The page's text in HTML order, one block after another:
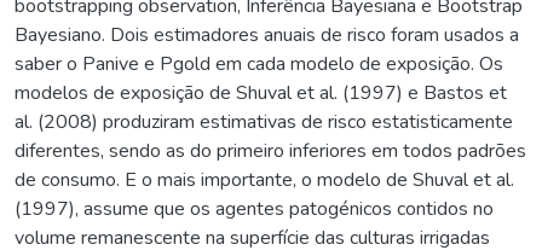
bootstrapping observation, Inferência Bayesiana e Bootstrap
Bayesiano. Dois estimadores anuais de risco foram usados a
saber o Panive e Pgold em cada modelo de exposição. Os
modelos de exposição de Shuval et al. (1997) e Bastos et
al. (2008) produziram estimativas de risco estatisticamente
diferentes, sendo as do primeiro inferiores em todos padrões
de consumo. E o mais importante, o modelo de Shuval et al.
(1997), assume que os agentes patogénicos contidos no
volume remanescente na superfície das culturas irrigadas